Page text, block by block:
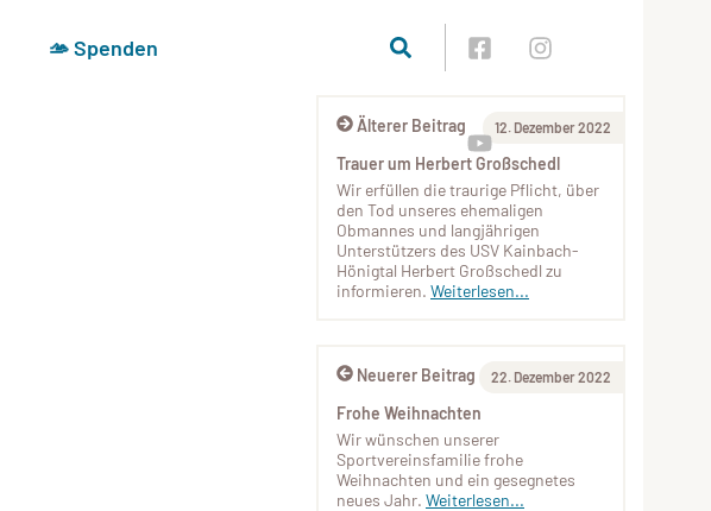
🫴 Spenden
Älterer Beitrag 12. Dezember 2022
Trauer um Herbert Großschedl
Wir erfüllen die traurige Pflicht, über
den Tod unseres ehemaligen
Obmannes und langjährigen
Unterstützers des USV Kainbach-
Hönigtal Herbert Großschedl zu
informieren. Weiterlesen...
Neuerer Beitrag 22. Dezember 2022
Frohe Weihnachten
Wir wünschen unserer
Sportvereinsfamilie frohe
Weihnachten und ein gesegnetes
neues Jahr. Weiterlesen...